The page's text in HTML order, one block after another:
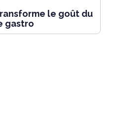
le goût du
gastro